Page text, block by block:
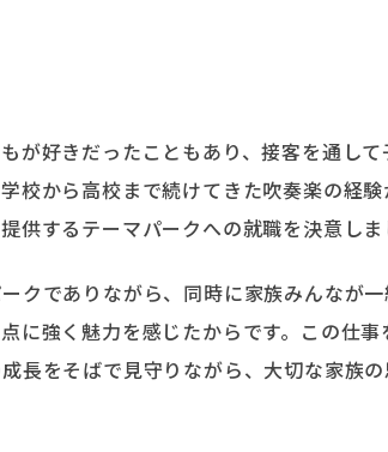
が好きだったこともあり、接客を通して
校から高校まで続けてきた吹奏楽の経
するテーマパークへの就職を決意しま
クでありながら、同時に家族みんなが
に強く魅力を感じたからです。この仕事
長をそばで見守りながら、大切な家族